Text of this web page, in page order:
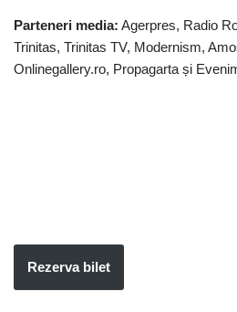
Parteneri media: Agerpres, Radio
Trinitas, Trinitas TV, Modernism,
Onlinegallery.ro, Propagarta și
Rezerva bilet